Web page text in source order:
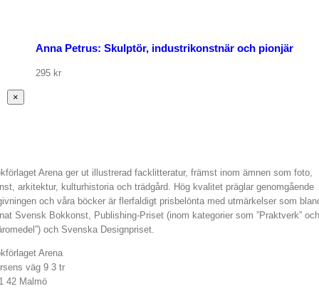
Anna Petrus: Skulptör, industrikonstnär och pionjär
295 kr
Stäng
snabbvy
×
Arena ger ut illustrerad facklitteratur, främst inom ämnen som foto,
arkitektur, kulturhistoria och trädgård. Hög kvalitet präglar genomgående
och våra böcker är flerfaldigt prisbelönta med utmärkelser som
Svensk Bokkonst, Publishing-Priset (inom kategorier som ”Praktverk” och
och Svenska Designpriset.
Arena
väg 9 3 tr
42 Malmö